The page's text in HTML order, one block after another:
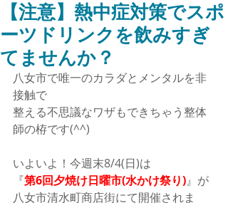
【注意】熱中症対策でスポ
ーツドリンクを飲みすぎ
てませんか？
八女市で唯一のカラダとメンタルを非
接触で
整える不思議なワザもできちゃう整体
師の栫です(^^)
いよいよ！今週末8/4(日)は
『第6回夕焼け日曜市(水かけ祭り)』が
八女市清水町商店街にて開催されま